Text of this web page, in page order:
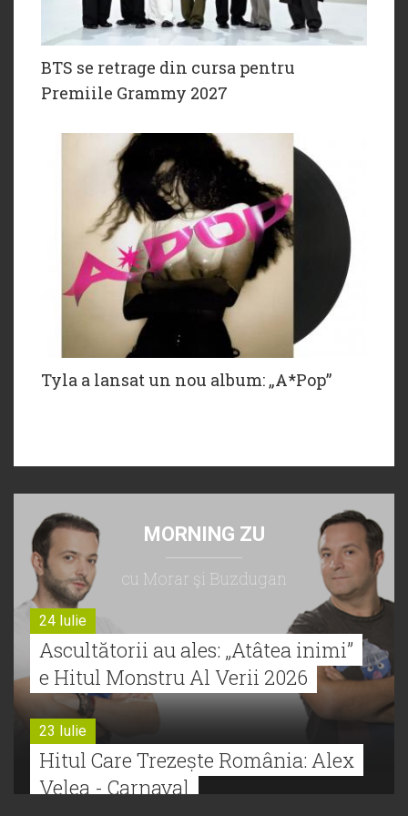
BTS se retrage din cursa pentru
Premiile Grammy 2027
Tyla a lansat un nou album: „A*Pop”
MORNING ZU
cu Morar şi Buzdugan
24 Iulie
Ascultătorii au ales: „Atâtea inimi”
e Hitul Monstru Al Verii 2026
23 Iulie
Hitul Care Trezește România: Alex
Velea - Carnaval